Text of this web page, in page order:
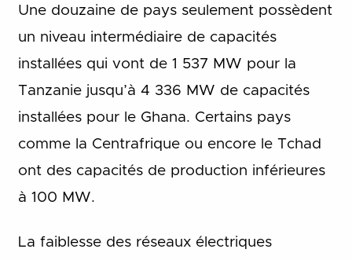
Une douzaine de pays seulement possèdent
un niveau intermédiaire de capacités
installées qui vont de 1 537 MW pour la
Tanzanie jusqu’à 4 336 MW de capacités
installées pour le Ghana. Certains pays
comme la Centrafrique ou encore le Tchad
ont des capacités de production inférieures
à 100 MW.
La faiblesse des réseaux électriques